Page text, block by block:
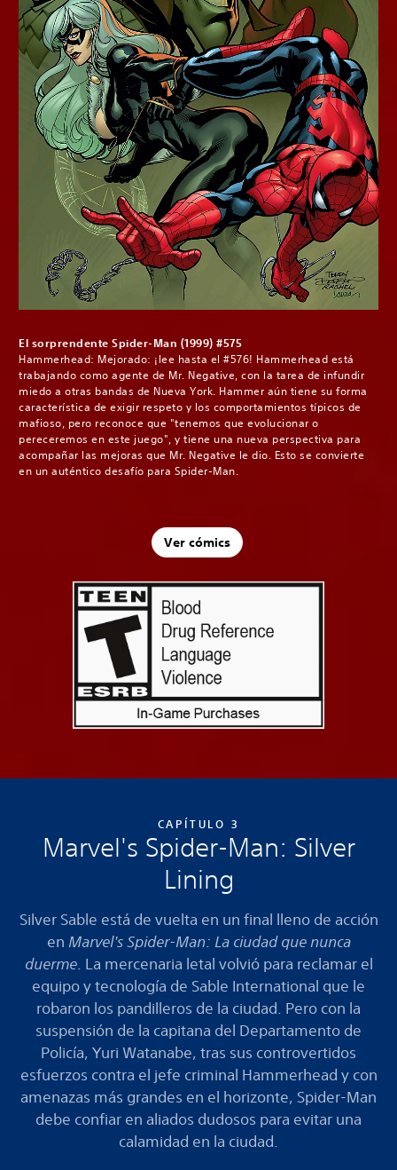
El sorprendente Spider-Man (1999) #575
Hammerhead: Mejorado: ¡lee hasta el #576! Hammerhead está
trabajando como agente de Mr. Negative, con la tarea de infundir
miedo a otras bandas de Nueva York. Hammer aún tiene su forma
característica de exigir respeto y los comportamientos típicos de
mafioso, pero reconoce que "tenemos que evolucionar o
pereceremos en este juego", y tiene una nueva perspectiva para
acompañar las mejoras que Mr. Negative le dio. Esto se convierte
en un auténtico desafío para Spider-Man.
Ver cómics
CAPÍTULO 3
Marvel's Spider-Man: Silver
Lining
Silver Sable está de vuelta en un final lleno de acción
en Marvel's Spider-Man: La ciudad que nunca
duerme. La mercenaria letal volvió para reclamar el
equipo y tecnología de Sable International que le
robaron los pandilleros de la ciudad. Pero con la
suspensión de la capitana del Departamento de
Policía, Yuri Watanabe, tras sus controvertidos
esfuerzos contra el jefe criminal Hammerhead y con
amenazas más grandes en el horizonte, Spider-Man
debe confiar en aliados dudosos para evitar una
calamidad en la ciudad.